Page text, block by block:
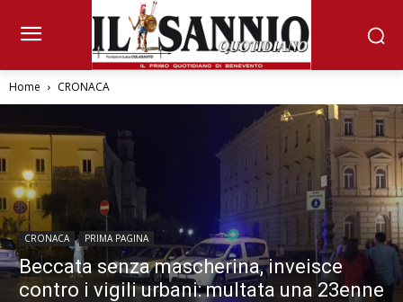
Home CRONACA
CRONACA PRIMA PAGINA
Beccata senza mascherina, inveisce
contro i vigili urbani: multata una 23enne